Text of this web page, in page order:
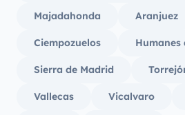
Majadahonda Aranjuez
Ciempozuelos Humanes
Sierra de Madrid
Vallecas Vicalvaro